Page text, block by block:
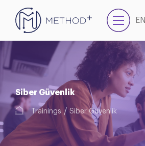
EN
Siber Güvenlik
Trainings Siber Güvenlik